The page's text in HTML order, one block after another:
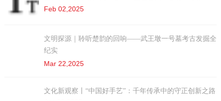
Feb 02,2025
文明探源｜聆听楚韵的回响——武王墩一号墓考古发掘全
纪实
Mar 22,2025
文化新观察丨“中国好手艺”：千年传承中的守正创新之路